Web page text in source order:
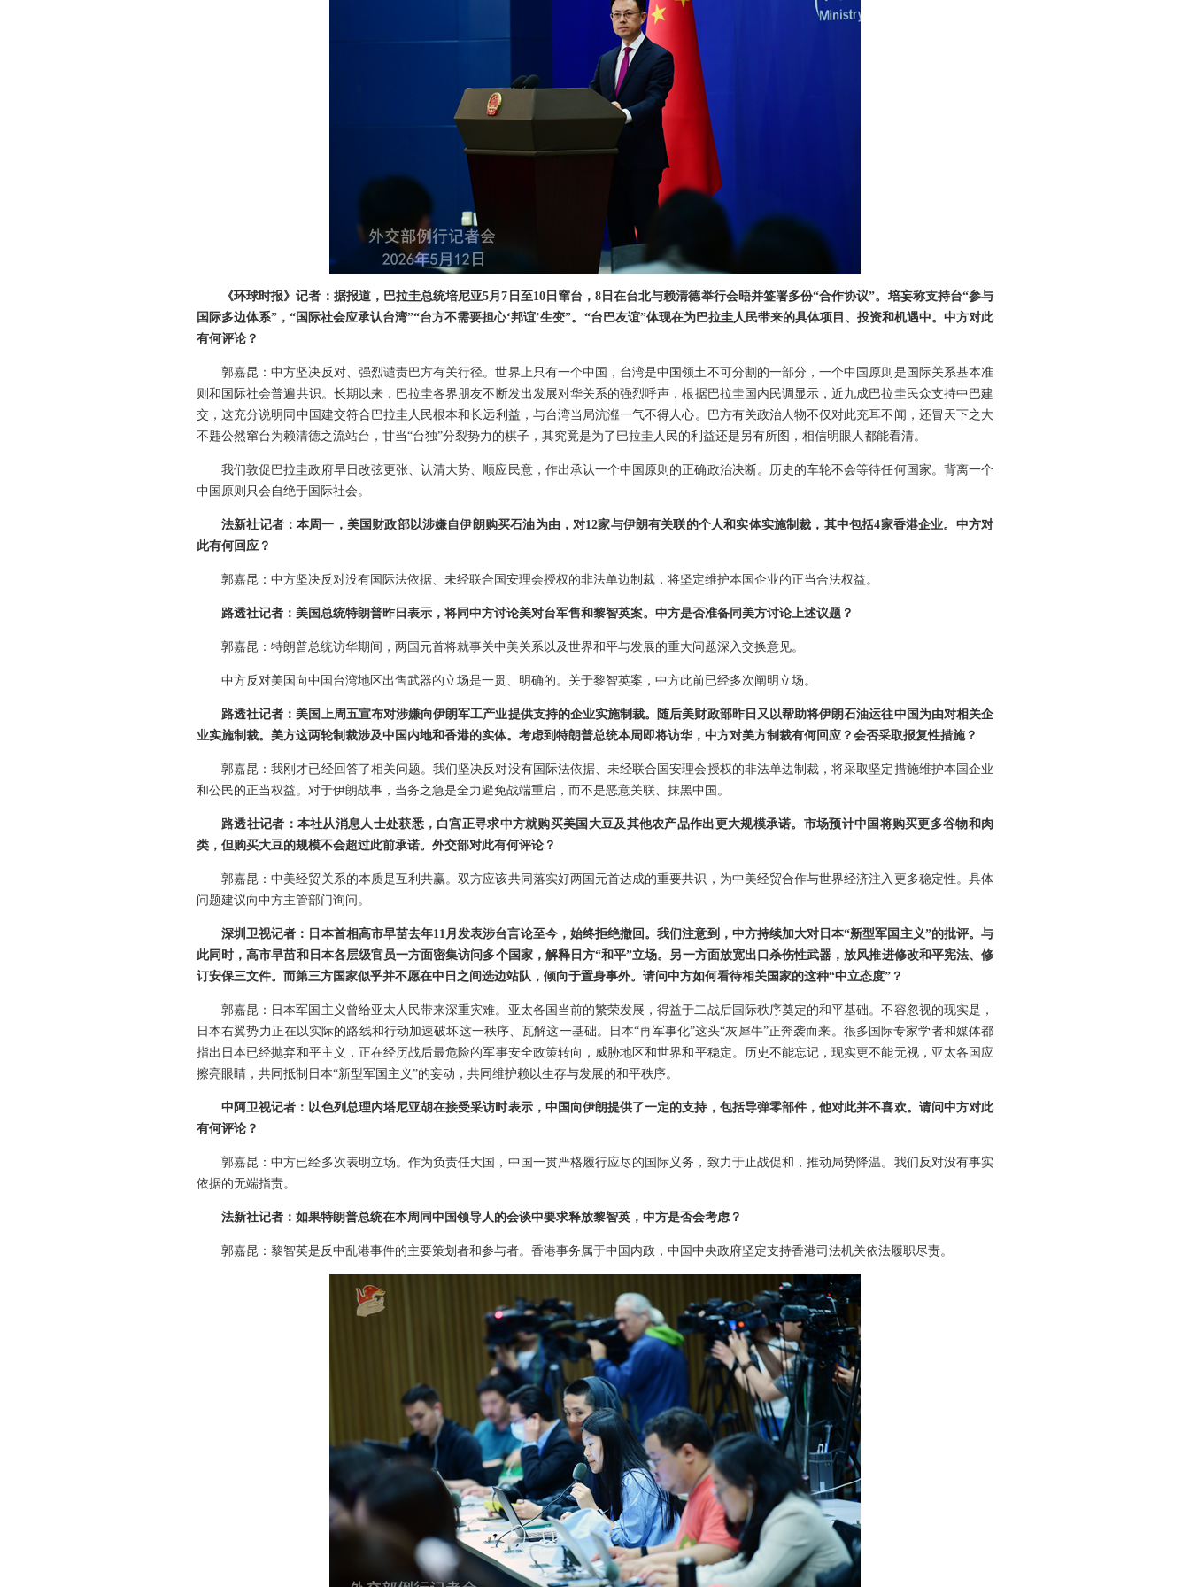
《环球时报》记者：据报道，巴拉圭总统培尼亚5月7日至10日窜台，8日在台北与赖清德举行会晤并签署多份“合作协议”。培妄称支持台“参与
国际多边体系”，“国际社会应承认台湾”“台方不需要担心‘邦谊’生变”。“台巴友谊”体现在为巴拉圭人民带来的具体项目、投资和机遇中。中方对此
有何评论？
郭嘉昆：中方坚决反对、强烈谴责巴方有关行径。世界上只有一个中国，台湾是中国领土不可分割的一部分，一个中国原则是国际关系基本准
则和国际社会普遍共识。长期以来，巴拉圭各界朋友不断发出发展对华关系的强烈呼声，根据巴拉圭国内民调显示，近九成巴拉圭民众支持中巴建
交，这充分说明同中国建交符合巴拉圭人民根本和长远利益，与台湾当局沆瀣一气不得人心。巴方有关政治人物不仅对此充耳不闻，还冒天下之大
不韪公然窜台为赖清德之流站台，甘当“台独”分裂势力的棋子，其究竟是为了巴拉圭人民的利益还是另有所图，相信明眼人都能看清。
我们敦促巴拉圭政府早日改弦更张、认清大势、顺应民意，作出承认一个中国原则的正确政治决断。历史的车轮不会等待任何国家。背离一个
中国原则只会自绝于国际社会。
法新社记者：本周一，美国财政部以涉嫌自伊朗购买石油为由，对12家与伊朗有关联的个人和实体实施制裁，其中包括4家香港企业。中方对
此有何回应？
郭嘉昆：中方坚决反对没有国际法依据、未经联合国安理会授权的非法单边制裁，将坚定维护本国企业的正当合法权益。
路透社记者：美国总统特朗普昨日表示，将同中方讨论美对台军售和黎智英案。中方是否准备同美方讨论上述议题？
郭嘉昆：特朗普总统访华期间，两国元首将就事关中美关系以及世界和平与发展的重大问题深入交换意见。
中方反对美国向中国台湾地区出售武器的立场是一贯、明确的。关于黎智英案，中方此前已经多次阐明立场。
路透社记者：美国上周五宣布对涉嫌向伊朗军工产业提供支持的企业实施制裁。随后美财政部昨日又以帮助将伊朗石油运往中国为由对相关企
业实施制裁。美方这两轮制裁涉及中国内地和香港的实体。考虑到特朗普总统本周即将访华，中方对美方制裁有何回应？会否采取报复性措施？
郭嘉昆：我刚才已经回答了相关问题。我们坚决反对没有国际法依据、未经联合国安理会授权的非法单边制裁，将采取坚定措施维护本国企业
和公民的正当权益。对于伊朗战事，当务之急是全力避免战端重启，而不是恶意关联、抹黑中国。
路透社记者：本社从消息人士处获悉，白宫正寻求中方就购买美国大豆及其他农产品作出更大规模承诺。市场预计中国将购买更多谷物和肉
类，但购买大豆的规模不会超过此前承诺。外交部对此有何评论？
郭嘉昆：中美经贸关系的本质是互利共赢。双方应该共同落实好两国元首达成的重要共识，为中美经贸合作与世界经济注入更多稳定性。具体
问题建议向中方主管部门询问。
深圳卫视记者：日本首相高市早苗去年11月发表涉台言论至今，始终拒绝撤回。我们注意到，中方持续加大对日本“新型军国主义”的批评。与
此同时，高市早苗和日本各层级官员一方面密集访问多个国家，解释日方“和平”立场。另一方面放宽出口杀伤性武器，放风推进修改和平宪法、修
订安保三文件。而第三方国家似乎并不愿在中日之间选边站队，倾向于置身事外。请问中方如何看待相关国家的这种“中立态度”？
郭嘉昆：日本军国主义曾给亚太人民带来深重灾难。亚太各国当前的繁荣发展，得益于二战后国际秩序奠定的和平基础。不容忽视的现实是，
日本右翼势力正在以实际的路线和行动加速破坏这一秩序、瓦解这一基础。日本“再军事化”这头“灰犀牛”正奔袭而来。很多国际专家学者和媒体都
指出日本已经抛弃和平主义，正在经历战后最危险的军事安全政策转向，威胁地区和世界和平稳定。历史不能忘记，现实更不能无视，亚太各国应
擦亮眼睛，共同抵制日本“新型军国主义”的妄动，共同维护赖以生存与发展的和平秩序。
中阿卫视记者：以色列总理内塔尼亚胡在接受采访时表示，中国向伊朗提供了一定的支持，包括导弹零部件，他对此并不喜欢。请问中方对此
有何评论？
郭嘉昆：中方已经多次表明立场。作为负责任大国，中国一贯严格履行应尽的国际义务，致力于止战促和，推动局势降温。我们反对没有事实
依据的无端指责。
法新社记者：如果特朗普总统在本周同中国领导人的会谈中要求释放黎智英，中方是否会考虑？
郭嘉昆：黎智英是反中乱港事件的主要策划者和参与者。香港事务属于中国内政，中国中央政府坚定支持香港司法机关依法履职尽责。